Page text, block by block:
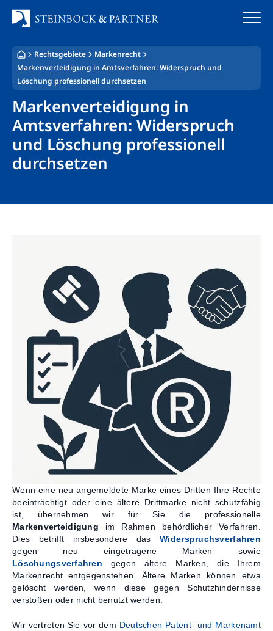
Inhalt
springen
Startseite
Kanzlei
Team
Standorte
Kontakt
Rechtsgebiete
Markenrecht
Markenverteidigung in Amtsverfahren: Widerspruch und
Löschung professionell durchsetzen
Markenverteidigung in
Amtsverfahren: Widerspruch
und Löschung professionell
durchsetzen
Wenn eine neu angemeldete Marke eines Dritten Ihre Rechte
beeinträchtigt oder eine ältere Drittmarke nicht schutzfähig
ist, übernehmen wir für Sie die professionelle
Markenverteidigung im Rahmen behördlicher Verfahren.
Dies betrifft insbesondere dasWiderspruchsverfahren
gegen neu eingetragene Marken sowie
Löschungsverfahren gegen ältere Marken, die Ihrem
Markenrecht entgegenstehen. Ältere Marken können etwa
gelöscht werden, wenn diese gegen Schutzhindernisse
verstoßen oder nicht benutzt werden.
Wir vertreten Sie vor dem Deutschen Patent- und Markenamt